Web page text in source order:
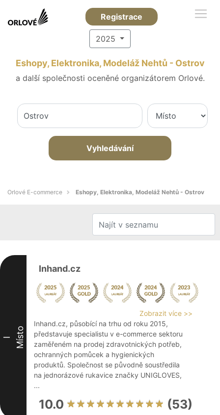
Registrace
2025
Eshopy, Elektronika, Modeláž Nehtů - Ostrov
a další společnosti oceněné organizátorem Orlové.
Vyhledávání
Orlové E-commerce Eshopy, Elektronika, Modeláž Nehtů - Ostrov
I Místo
Inhand.cz
Zobrazit více >>
Inhand.cz, působící na trhu od roku 2015,
představuje specialistu v e-commerce sektoru
zaměřeném na prodej zdravotnických potřeb,
ochranných pomůcek a hygienických
produktů. Společnost se původně soustředila
na jednorázové rukavice značky UNIGLOVES,
...
10.0 (53)